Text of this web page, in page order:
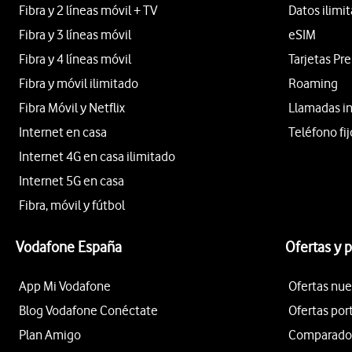
Fibra y 2 líneas móvil + TV
Fibra y 3 líneas móvil
Fibra y 4 líneas móvil
Fibra y móvil ilimitado
Fibra Móvil y Netflix
Internet en casa
Internet 4G en casa ilimitado
Internet 5G en casa
Fibra, móvil y fútbol
Datos
eSIM
Tarjetas
Roaming
Llamadas
Teléfono
Vodafone España
App Mi Vodafone
Blog Vodafone Conéctate
Plan Amigo
Ofertas y
Ofertas
Ofertas